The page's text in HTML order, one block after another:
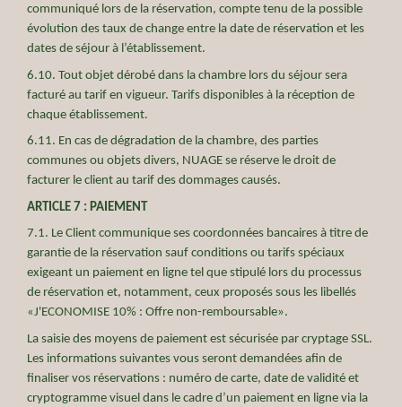
communiqué lors de la réservation, compte tenu de la possible
évolution des taux de change entre la date de réservation et les
dates de séjour à l’établissement.
6.10. Tout objet dérobé dans la chambre lors du séjour sera
facturé au tarif en vigueur. Tarifs disponibles à la réception de
chaque établissement.
6.11. En cas de dégradation de la chambre, des parties
communes ou objets divers, NUAGE se réserve le droit de
facturer le client au tarif des dommages causés.
ARTICLE 7 : PAIEMENT
7.1. Le Client communique ses coordonnées bancaires à titre de
garantie de la réservation sauf conditions ou tarifs spéciaux
exigeant un paiement en ligne tel que stipulé lors du processus
de réservation et, notamment, ceux proposés sous les libellés
«J'ECONOMISE 10% : Offre non-remboursable».
La saisie des moyens de paiement est sécurisée par cryptage SSL.
Les informations suivantes vous seront demandées afin de
finaliser vos réservations : numéro de carte, date de validité et
cryptogramme visuel dans le cadre d’un paiement en ligne via la